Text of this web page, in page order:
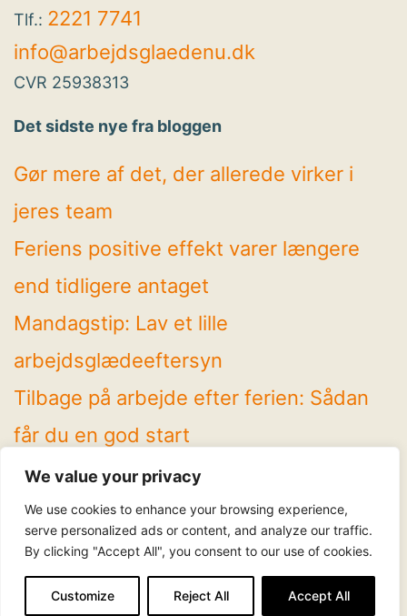
We value your privacy
We use cookies to enhance your browsing experience,
serve personalized ads or content, and analyze our traffic.
By clicking "Accept All", you consent to our use of cookies.
Customize Reject All Accept All
Tlf.: 2221 7741
info@arbejdsglaedenu.dk
CVR 25938313
Det sidste nye fra bloggen
Gør mere af det, der allerede virker i
jeres team
Feriens positive effekt varer længere
end tidligere antaget
Mandagstip: Lav et lille
arbejdsglædeeftersyn
Tilbage på arbejde efter ferien: Sådan
får du en god start
4 spændende temaer på Arbejdsglæde
Live! 2026
Følg os
LinkedIn
Facebook
Instagram
YouTube